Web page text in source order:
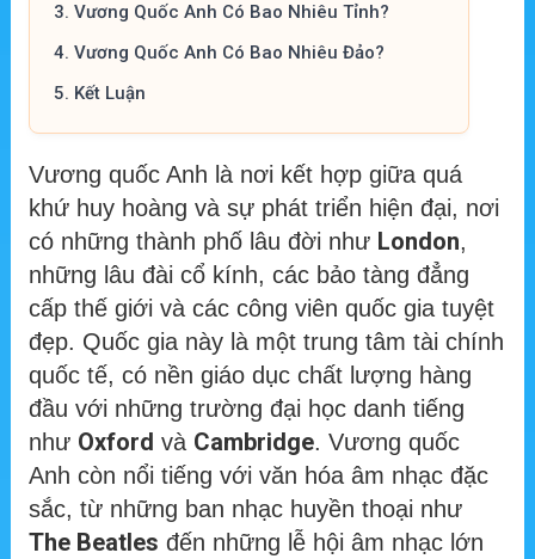
3. Vương Quốc Anh Có Bao Nhiêu Tỉnh?
4. Vương Quốc Anh Có Bao Nhiêu Đảo?
5. Kết Luận
Vương quốc Anh là nơi kết hợp giữa quá
khứ huy hoàng và sự phát triển hiện đại, nơi
có những thành phố lâu đời như London,
những lâu đài cổ kính, các bảo tàng đẳng
cấp thế giới và các công viên quốc gia tuyệt
đẹp. Quốc gia này là một trung tâm tài chính
quốc tế, có nền giáo dục chất lượng hàng
đầu với những trường đại học danh tiếng
như Oxford và Cambridge. Vương quốc
Anh còn nổi tiếng với văn hóa âm nhạc đặc
sắc, từ những ban nhạc huyền thoại như
The Beatles đến những lễ hội âm nhạc lớn